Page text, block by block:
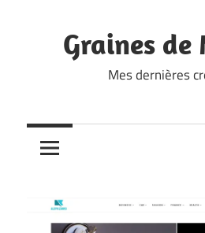
contentGraines de
Mes dernières